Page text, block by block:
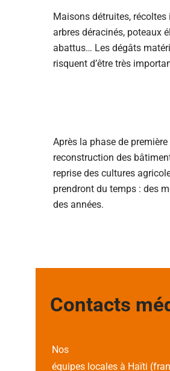
Maisons détruites, récoltes
arbres déracinés, poteaux
abattus… Les dégâts
risquent d’être très
Après la phase de première
reconstruction des
reprise des cultures
prendront du temps : des
des années.
Contacts
Nos
équipes locales à Haïti